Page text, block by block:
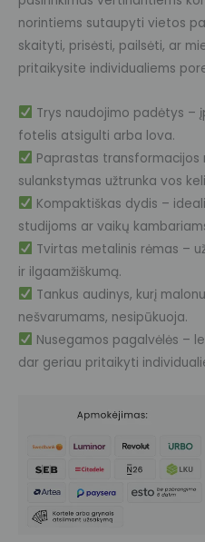
norintiems sutaupyti vietos
skaityti, prisėsti, pailsėti, ar
pritaikysite individualiems
Trys naudojimo padėtys –
fotelis atsigulti arba lova.
Paprastas transformacijos
sulankstymas užtrunka vos
Kompaktiškas dydis –
studijoms ar vaikų
Tvirtas metalinis rėmas –
ir ilgaamžiškumą.
Tankus audinys, kurį
nešvarumams, nesipūkuoja.
Nusegamos pagalvėlės –
dar geriau pritaikyti